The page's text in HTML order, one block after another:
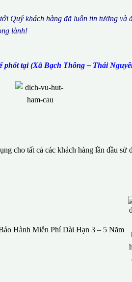
ới Quý khách hàng đã luôn tin tưởng và
lành!
tại (Xã Bạch Thông – Thái
cho tất cả các khách hàng lần đầu sử
Hành Miễn Phí Dài Hạn 3 – 5 Năm